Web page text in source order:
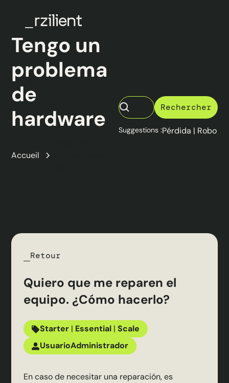
Tengo un
problema
de
hardware
Accueil
Suggestions :Pérdida | Robo
Retour
Quiero que me reparen el
equipo. ¿Cómo hacerlo?
Starter | Essential | Scale
UsuarioAdministrador
En caso de necesitar una reparación, es